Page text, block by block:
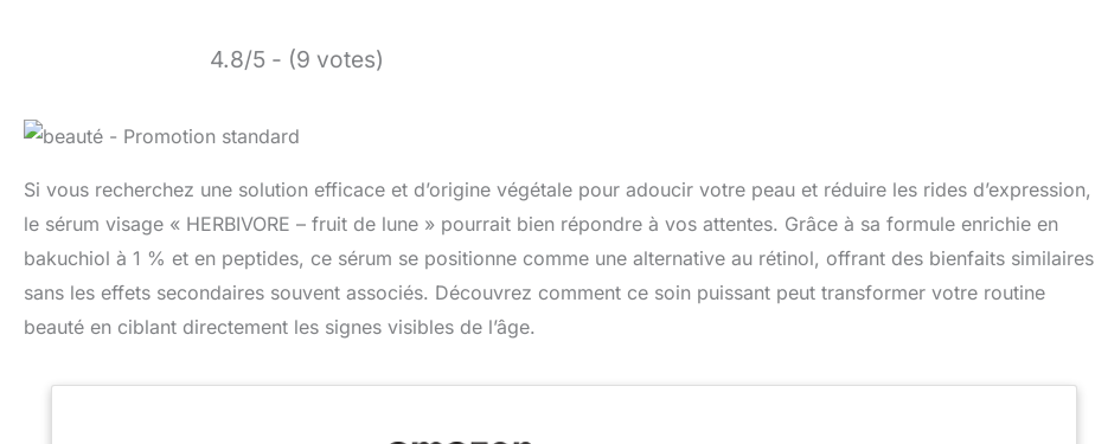
4.8/5 - (9 votes)
Si vous recherchez une solution efficace et d’origine végétale pour adoucir votre peau et réduire les rides d’expression,
le sérum visage « HERBIVORE – fruit de lune » pourrait bien répondre à vos attentes. Grâce à sa formule enrichie en
bakuchiol à 1 % et en peptides, ce sérum se positionne comme une alternative au rétinol, offrant des bienfaits similaires
sans les effets secondaires souvent associés. Découvrez comment ce soin puissant peut transformer votre routine
beauté en ciblant directement les signes visibles de l’âge.